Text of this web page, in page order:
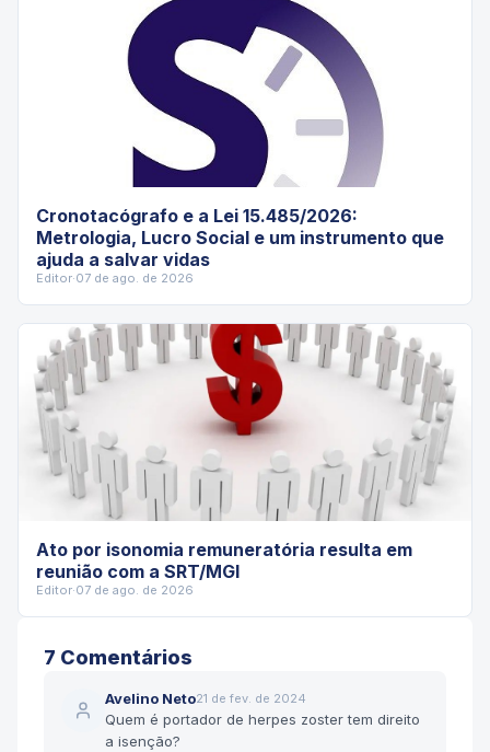
Cronotacógrafo e a Lei 15.485/2026:
Metrologia, Lucro Social e um instrumento que
ajuda a salvar vidas
Editor·07 de ago. de 2026
Ato por isonomia remuneratória resulta em
reunião com a SRT/MGI
Editor·07 de ago. de 2026
7 Comentários
Avelino Neto21 de fev. de 2024
Quem é portador de herpes zoster tem direito
a isenção?